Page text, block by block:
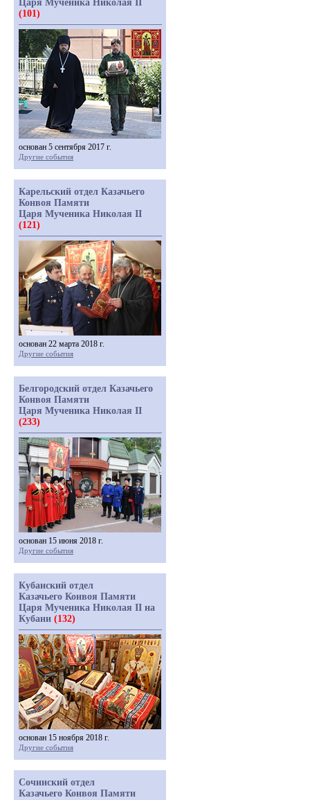
Царя Мученика Николая II
(101)
основан 5 сентября 2017 г.
Другие события
Карельский отдел Казачьего
Конвоя Памяти
Царя Мученика Николая II
(121)
основан 22 марта 2018 г.
Другие события
Белгородский отдел Казачьего
Конвоя Памяти
Царя Мученика Николая II
(233)
основан 15 июня 2018 г.
Другие события
Кубанский отдел
Казачьего Конвоя Памяти
Царя Мученика Николая II на
Кубани (132)
основан 15 ноября 2018 г.
Другие события
Сочинский отдел
Казачьего Конвоя Памяти